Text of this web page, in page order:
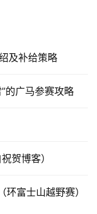
率会呈现增长
年9月10日 上午2:30
连胜 / 光一只脚